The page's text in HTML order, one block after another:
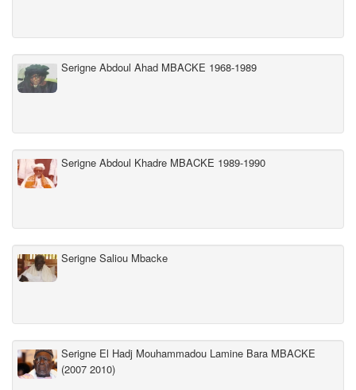
Serigne Abdoul Ahad MBACKE 1968-1989
Serigne Abdoul Khadre MBACKE 1989-1990
Serigne Saliou Mbacke
Serigne El Hadj Mouhammadou Lamine Bara MBACKE
(2007 2010)